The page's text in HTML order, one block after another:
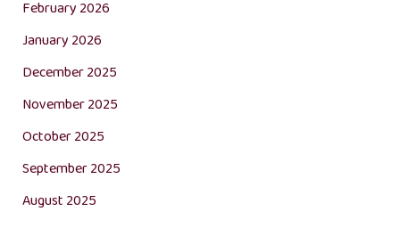
February 2026
January 2026
December 2025
November 2025
October 2025
September 2025
August 2025